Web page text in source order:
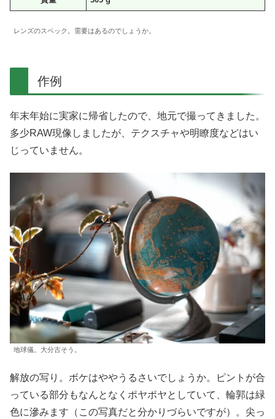
レンズのスペック。需要はあるのでしょうか。
作例
年末年始に実家に帰省したので、地元で撮ってきました。
多少RAW現像しましたが、テクスチャや明瞭度などはい
じっていません。
地球儀。大分古そう。
解放の写り。ボケはややうるさいでしょうか。ピントが合
っている部分もなんとなくポヤポヤとしていて、輪郭は緑
色に滲みます（この写真だと分かりづらいですが）。尖っ